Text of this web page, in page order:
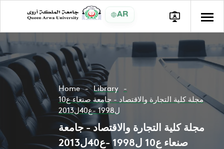
AR
Home
Library
مجلة كلية التجارة والاقتصاد - جامعة صنعاء ع10
ل1998 -ع40ل2013
مجلة كلية التجارة والاقتصاد - جامعة
صنعاء ع10 ل1998 -ع40ل2013